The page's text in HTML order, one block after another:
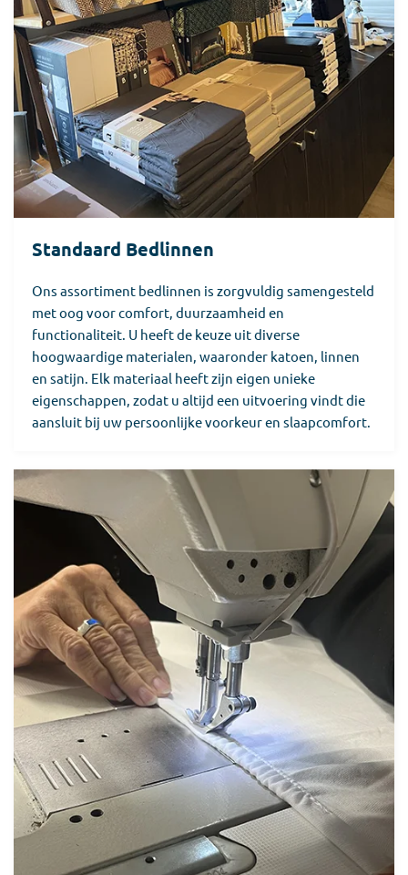
Standaard Bedlinnen
Ons assortiment bedlinnen is zorgvuldig samengesteld
met oog voor comfort, duurzaamheid en
functionaliteit. U heeft de keuze uit diverse
hoogwaardige materialen, waaronder katoen, linnen
en satijn. Elk materiaal heeft zijn eigen unieke
eigenschappen, zodat u altijd een uitvoering vindt die
aansluit bij uw persoonlijke voorkeur en slaapcomfort.